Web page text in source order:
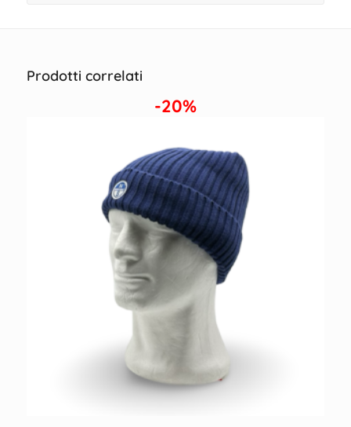
Prodotti correlati
-20%